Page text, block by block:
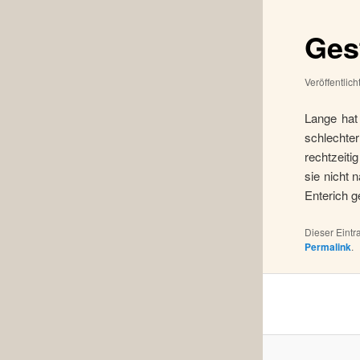
Lange
sie nicht
Enterich
Dieser
Permalink.